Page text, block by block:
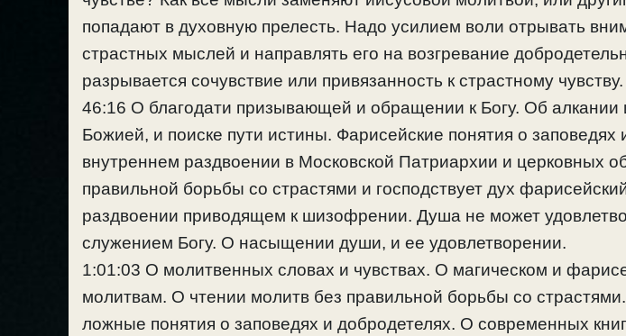
попадают в духовную прелесть. Надо усилием воли отрывать
страстных мыслей и направлять его на возгревание
разрывается сочувствие или привязанность к страстному чувству.
46:16 О благодати призывающей и обращении к Богу. Об
Божией, и поиске пути истины. Фарисейские понятия о заповедях
внутреннем раздвоении в Московской Патриархии и церковных
правильной борьбы со страстями и господствует дух
раздвоении приводящем к шизофрении. Душа не может
служением Богу. О насыщении души, и ее удовлетворении.
1:01:03 О молитвенных словах и чувствах. О магическом и
молитвам. О чтении молитв без правильной борьбы со
ложные понятия о заповедях и добродетелях. О современных